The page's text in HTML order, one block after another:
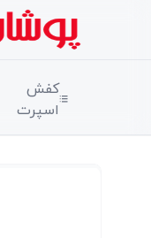
کفش
اسپرت